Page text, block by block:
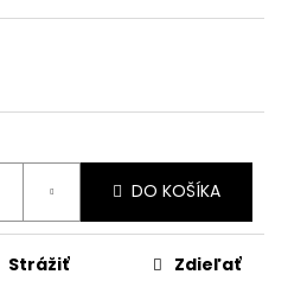
DO KOŠÍKA
Strážiť Zdieľať